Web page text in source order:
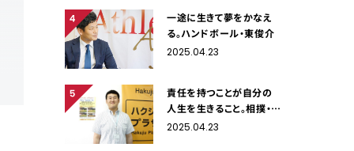
一途に生きて夢をかなえ
る。ハンドボール・東俊介
2025.04.23
責任を持つことが自分の
人生を生きること。相撲・李
大源
2025.04.23